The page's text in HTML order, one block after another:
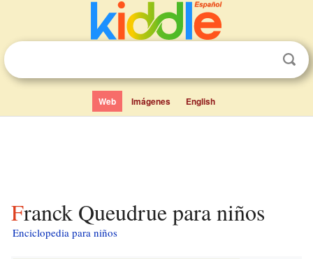
Web Imágenes English
Franck Queudrue para niños
Enciclopedia para niños